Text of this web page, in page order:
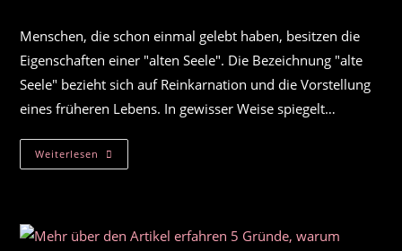
Menschen, die schon einmal gelebt haben, besitzen die
Eigenschaften einer "alten Seele". Die Bezeichnung "alte
Seele" bezieht sich auf Reinkarnation und die Vorstellung
eines früheren Lebens. In gewisser Weise spiegelt…
Weiterlesen 12
Zeichen,
Gelebt
Hast